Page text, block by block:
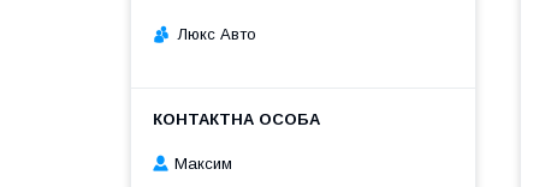
Люкс Авто
Максим